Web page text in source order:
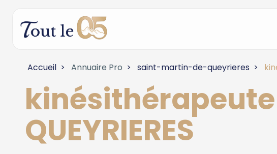
Accueil Annuaire Pro saint-martin-de-queyrieres
kinésithérapeute
QUEYRIERES